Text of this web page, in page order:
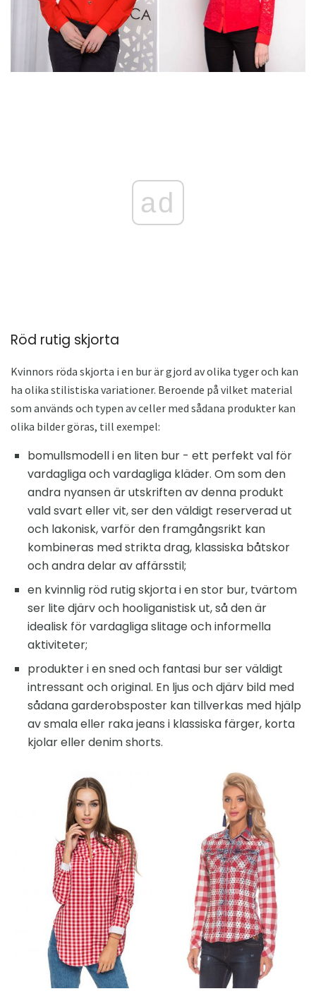
ad
Röd rutig skjorta
Kvinnors röda skjorta i en bur är gjord av olika tyger och kan
ha olika stilistiska variationer. Beroende på vilket material
som används och typen av celler med sådana produkter kan
olika bilder göras, till exempel:
bomullsmodell i en liten bur - ett perfekt val för
vardagliga och vardagliga kläder. Om som den
andra nyansen är utskriften av denna produkt
vald svart eller vit, ser den väldigt reserverad ut
och lakonisk, varför den framgångsrikt kan
kombineras med strikta drag, klassiska båtskor
och andra delar av affärsstil;
en kvinnlig röd rutig skjorta i en stor bur, tvärtom
ser lite djärv och hooliganistisk ut, så den är
idealisk för vardagliga slitage och informella
aktiviteter;
produkter i en sned och fantasi bur ser väldigt
intressant och original. En ljus och djärv bild med
sådana garderobsposter kan tillverkas med hjälp
av smala eller raka jeans i klassiska färger, korta
kjolar eller denim shorts.